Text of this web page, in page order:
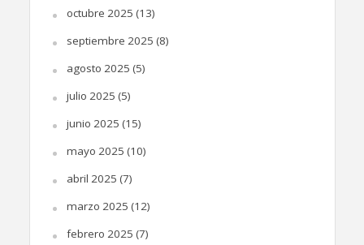
octubre 2025 (13)
septiembre 2025 (8)
agosto 2025 (5)
julio 2025 (5)
junio 2025 (15)
mayo 2025 (10)
abril 2025 (7)
marzo 2025 (12)
febrero 2025 (7)